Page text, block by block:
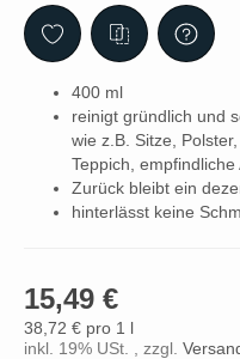
400 ml
reinigt gründlich und
wie z.B. Sitze,
Teppich,
Zurück bleibt ein
hinterlässt keine
15,49 €
38,72 € pro 1 l
inkl. 19% USt. , zzgl.